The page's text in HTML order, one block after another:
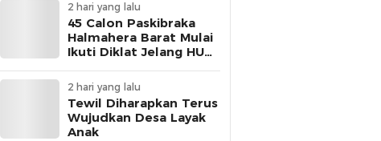
2 hari yang lalu
45 Calon Paskibraka
Halmahera Barat Mulai
Ikuti Diklat Jelang HUT
2 hari yang lalu
Tewil Diharapkan Terus
Wujudkan Desa Layak
Anak